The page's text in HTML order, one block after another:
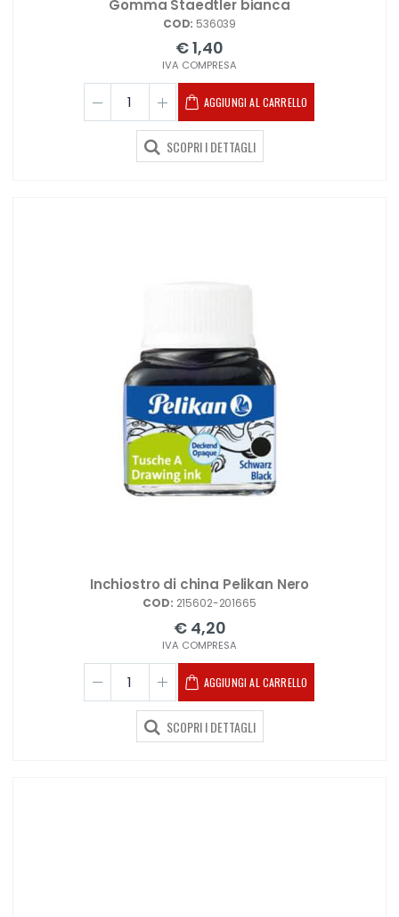
Gomma Staedtler bianca
COD: 536039
€ 1,40
IVA COMPRESA
AGGIUNGI AL CARRELLO
SCOPRI I DETTAGLI
Inchiostro di china Pelikan Nero
COD: 215602-201665
€ 4,20
IVA COMPRESA
AGGIUNGI AL CARRELLO
SCOPRI I DETTAGLI